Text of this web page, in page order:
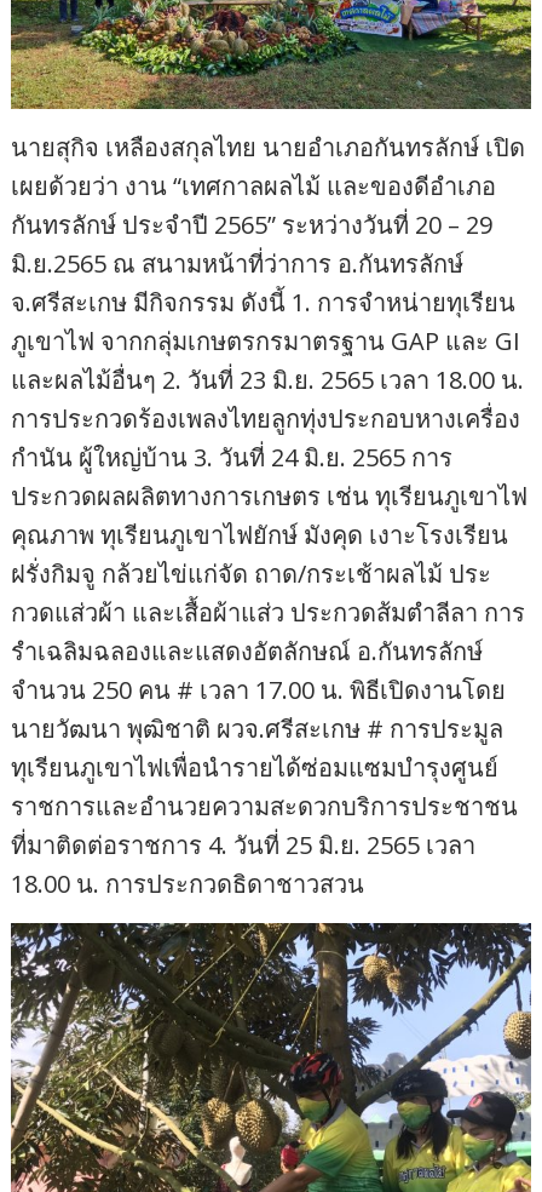
นายสุกิจ เหลืองสกุลไทย นายอำเภอกันทรลักษ์ เปิด
เผยด้วยว่า งาน “เทศกาลผลไม้ และของดีอำเภอ
กันทรลักษ์ ประจำปี 2565” ระหว่างวันที่ 20 – 29
มิ.ย.2565 ณ สนามหน้าที่ว่าการ อ.กันทรลักษ์
จ.ศรีสะเกษ มีกิจกรรม ดังนี้ 1. การจำหน่ายทุเรียน
ภูเขาไฟ จากกลุ่มเกษตรกรมาตรฐาน GAP และ GI
และผลไม้อื่นๆ 2. วันที่ 23 มิ.ย. 2565 เวลา 18.00 น.
การประกวดร้องเพลงไทยลูกทุ่งประกอบหางเครื่อง
กำนัน ผู้ใหญ่บ้าน 3. วันที่ 24 มิ.ย. 2565 การ
ประกวดผลผลิตทางการเกษตร เช่น ทุเรียนภูเขาไฟ
คุณภาพ ทุเรียนภูเขาไฟยักษ์ มังคุด เงาะโรงเรียน
ฝรั่งกิมจู กล้วยไข่แก่จัด ถาด/กระเช้าผลไม้ ประ
กวดแส่วผ้า และเสื้อผ้าแส่ว ประกวดส้มตำลีลา การ
รำเฉลิมฉลองและแสดงอัตลักษณ์ อ.กันทรลักษ์
จำนวน 250 คน # เวลา 17.00 น. พิธีเปิดงานโดย
นายวัฒนา พุฒิชาติ ผวจ.ศรีสะเกษ # การประมูล
ทุเรียนภูเขาไฟเพื่อนำรายได้ซ่อมแซมบำรุงศูนย์
ราชการและอำนวยความสะดวกบริการประชาชน
ที่มาติดต่อราชการ 4. วันที่ 25 มิ.ย. 2565 เวลา
18.00 น. การประกวดธิดาชาวสวน